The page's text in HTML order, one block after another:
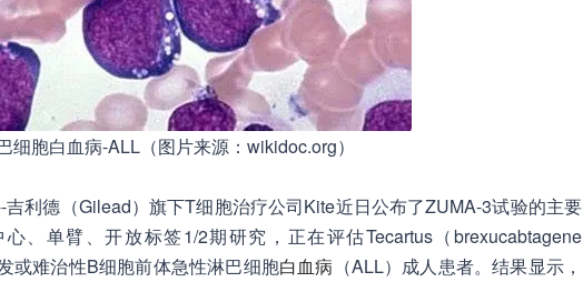
细胞白血病-ALL（图片来源：wikidoc.org）
吉利德（Gilead）旗下T细胞治疗公司Kite近日公布了ZUMA-3试验的主要
、单臂、开放标签1/2期研究，正在评估Tecartus（brexucabtagene
或难治性B细胞前体急性淋巴细胞白血病 （ALL）成人患者。结果显示，